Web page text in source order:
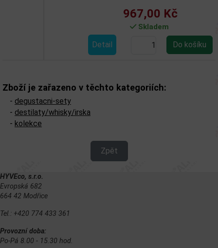
967,00 Kč
Skladem
Zboží je zařazeno v těchto kategoriích:
- degustacni-sety
- destilaty/whisky/irska
- kolekce
Zpět
HYVEco, s.r.o.
Evropská 682
664 42 Modřice
Tel.: +420 774 433 361
Provozní doba:
Po-Pá 8.00 - 15.30 hod.